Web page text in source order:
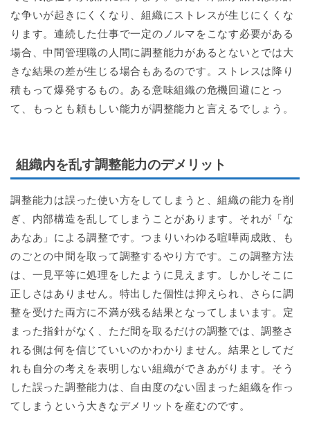
な争いが起きにくくなり、組織にストレスが生じにくくな
ります。連続した仕事で一定のノルマをこなす必要がある
場合、中間管理職の人間に調整能力があるとないとでは大
きな結果の差が生じる場合もあるのです。ストレスは降り
積もって爆発するもの。ある意味組織の危機回避にとっ
て、もっとも頼もしい能力が調整能力と言えるでしょう。
組織内を乱す調整能力のデメリット
調整能力は誤った使い方をしてしまうと、組織の能力を削
ぎ、内部構造を乱してしまうことがあります。それが「な
あなあ」による調整です。つまりいわゆる喧嘩両成敗、も
のごとの中間を取って調整するやり方です。この調整方法
は、一見平等に処理をしたように見えます。しかしそこに
正しさはありません。特出した個性は抑えられ、さらに調
整を受けた両方に不満が残る結果となってしまいます。定
まった指針がなく、ただ間を取るだけの調整では、調整さ
れる側は何を信じていいのかわかりません。結果としてだ
れも自分の考えを表明しない組織ができあがります。そう
した誤った調整能力は、自由度のない固まった組織を作っ
てしまうという大きなデメリットを産むのです。